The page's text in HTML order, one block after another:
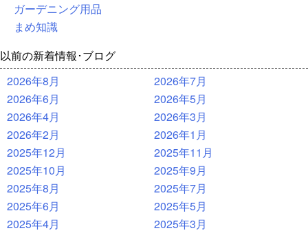
ガーデニング用品
まめ知識
以前の新着情報･ブログ
2026年8月
2026年7月
2026年6月
2026年5月
2026年4月
2026年3月
2026年2月
2026年1月
2025年12月
2025年11月
2025年10月
2025年9月
2025年8月
2025年7月
2025年6月
2025年5月
2025年4月
2025年3月